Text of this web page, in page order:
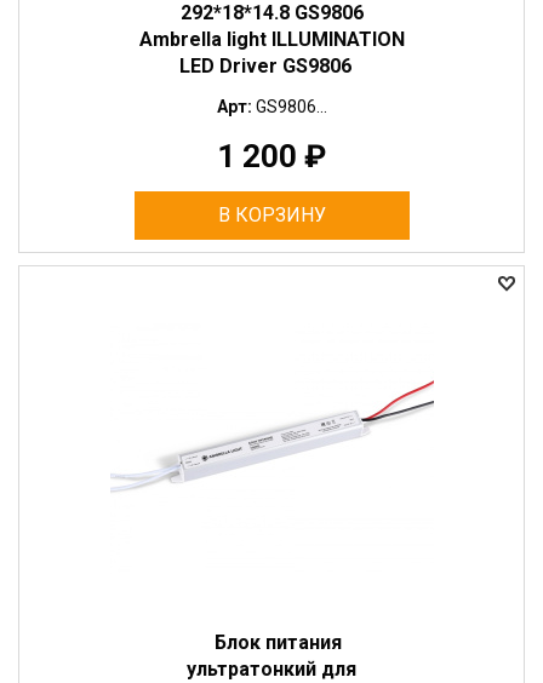
292*18*14.8 GS9806
Ambrella light ILLUMINATION
LED Driver GS9806
Арт: GS9806...
1 200 ₽
В КОРЗИНУ
Блок питания
ультратонкий для